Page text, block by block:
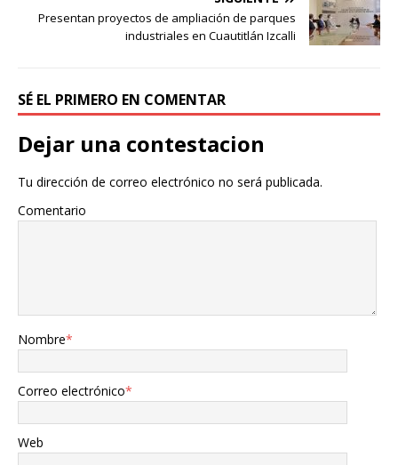
Presentan proyectos de ampliación de parques
industriales en Cuautitlán Izcalli
SÉ EL PRIMERO EN COMENTAR
Dejar una contestacion
Tu dirección de correo electrónico no será publicada.
Comentario
Nombre*
Correo electrónico*
Web